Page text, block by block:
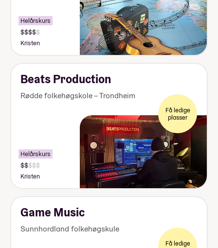
Helårskurs
Kristen
Beats Production
Rødde folkehøgskole – Trondheim
Få ledige
plasser
Helårskurs
Kristen
Game Music
Sunnhordland folkehøgskule
Få ledige